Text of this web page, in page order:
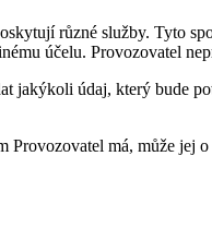
různé služby. Tyto
účelu. Provozovatel
jakýkoli údaj, který bude
má, může jej